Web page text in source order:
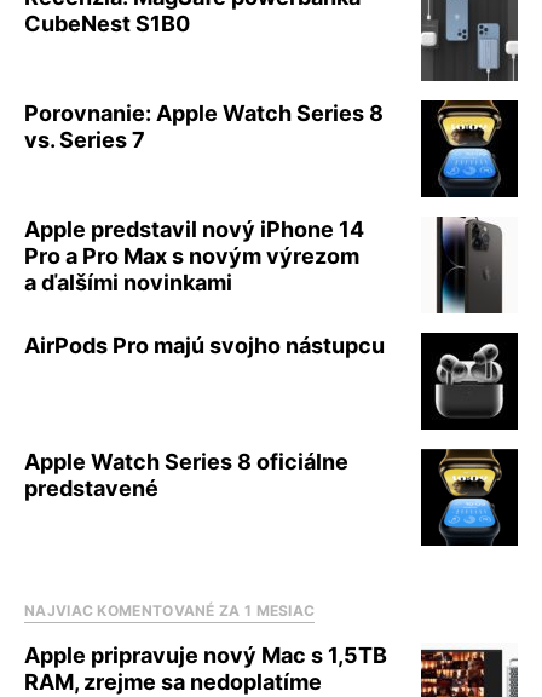
CubeNest S1B0
Porovnanie: Apple Watch Series 8
vs. Series 7
Apple predstavil nový iPhone 14
Pro a Pro Max s novým výrezom
a ďalšími novinkami
AirPods Pro majú svojho nástupcu
Apple Watch Series 8 oficiálne
predstavené
NAJVIAC KOMENTOVANÉ ZA 1 MESIAC
Apple pripravuje nový Mac s 1,5TB
RAM, zrejme sa nedoplatíme